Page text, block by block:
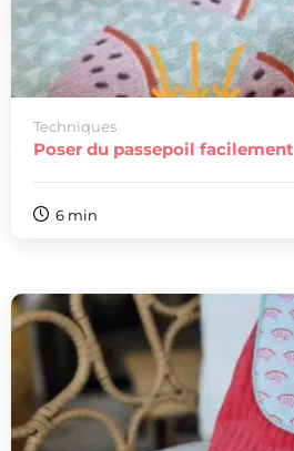
Techniques
Poser du passepoil facilement
6 min